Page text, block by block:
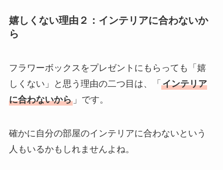
嬉しくない理由２：インテリアに合わないか
ら
フラワーボックスをプレゼントにもらっても「嬉
しくない」と思う理由の二つ目は、「 インテリア
に合わないから」です。
確かに自分の部屋のインテリアに合わないという
人もいるかもしれませんよね。